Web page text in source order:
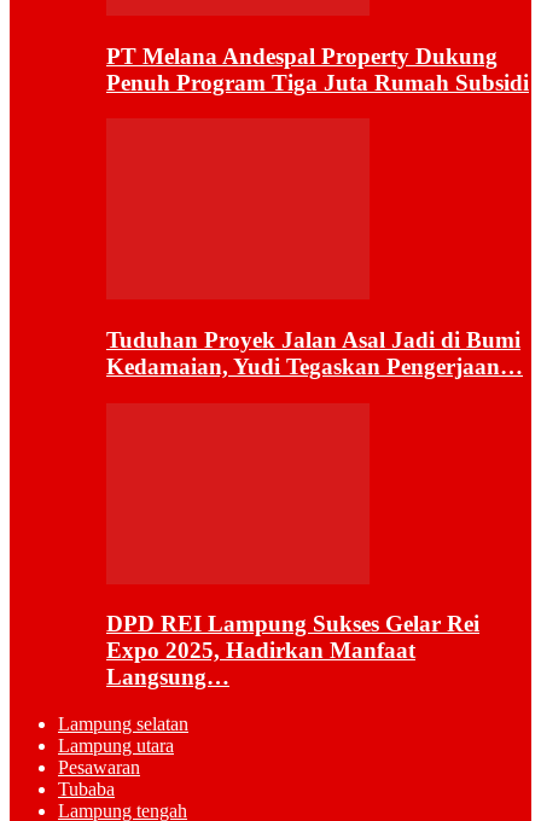
PT Melana Andespal Property Dukung
Penuh Program Tiga Juta Rumah Subsidi
Tuduhan Proyek Jalan Asal Jadi di Bumi
Kedamaian, Yudi Tegaskan Pengerjaan…
DPD REI Lampung Sukses Gelar Rei
Expo 2025, Hadirkan Manfaat
Langsung…
Lampung selatan
Lampung utara
Pesawaran
Tubaba
Lampung tengah